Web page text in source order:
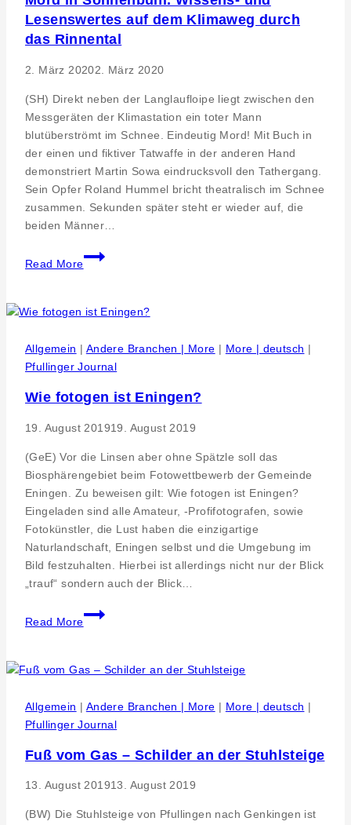
tauschen
sich
ausländischen
Lesenswertes auf dem Klimaweg durch
das Rinnental
2. März 20202. März 2020
(SH) Direkt neben der Langlaufloipe liegt zwischen den
Messgeräten der Klimastation ein toter Mann
blutüberströmt im Schnee. Eindeutig Mord! Mit Buch in
der einen und fiktiver Tatwaffe in der anderen Hand
demonstriert Martin Sowa eindrucksvoll den Tathergang.
Sein Opfer Roland Hummel bricht theatralisch im Schnee
zusammen. Sekunden später steht er wieder auf, die
beiden Männer…
Read More
Mord
in
Wissens-
Lesenswertes
Klimaweg
das
Rinnental
Allgemein | Andere Branchen | More | More | deutsch |
Pfullinger Journal
Wie fotogen ist Eningen?
19. August 201919. August 2019
(GeE) Vor die Linsen aber ohne Spätzle soll das
Biosphärengebiet beim Fotowettbewerb der Gemeinde
Eningen. Zu beweisen gilt: Wie fotogen ist Eningen?
Eingeladen sind alle Amateur, -Profifotografen, sowie
Fotokünstler, die Lust haben die einzigartige
Naturlandschaft, Eningen selbst und die Umgebung im
Bild festzuhalten. Hierbei ist allerdings nicht nur der Blick
„trauf“ sondern auch der Blick…
Read More
Wie
fotogen
Eningen?
Allgemein | Andere Branchen | More | More | deutsch |
Pfullinger Journal
Fuß vom Gas – Schilder an der Stuhlsteige
13. August 201913. August 2019
(BW) Die Stuhlsteige von Pfullingen nach Genkingen ist